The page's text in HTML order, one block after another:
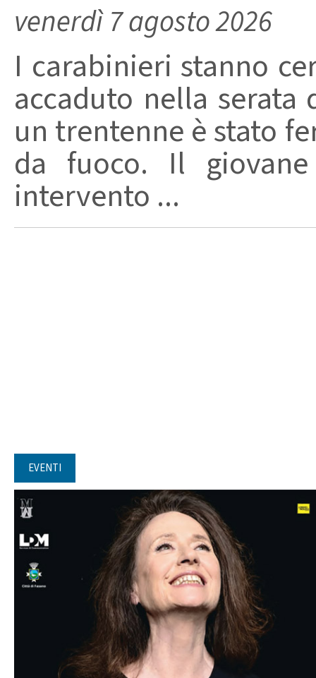
venerdì 7 agosto 2026
I carabinieri stanno
accaduto nella serata
un trentenne è stato
da fuoco. Il
intervento ...
EVENTI